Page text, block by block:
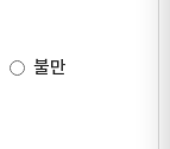
불만